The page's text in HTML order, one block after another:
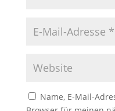
Name, E-Mail-